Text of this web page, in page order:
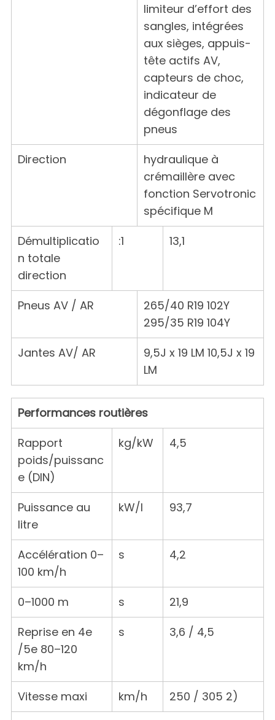
limiteur d’effort des
sangles, intégrées
aux sièges, appuis-
tête actifs AV,
capteurs de choc,
indicateur de
dégonflage des
pneus
Direction
hydraulique à
crémaillère avec
fonction Servotronic
spécifique M
Démultiplicatio
n totale
direction
:1 13,1
Pneus AV / AR
265/40 R19 102Y
295/35 R19 104Y
Jantes AV/ AR
9,5J x 19 LM 10,5J x 19
LM
Performances routières
Rapport
poids/puissanc
e (DIN)
kg/kW 4,5
Puissance au
litre
kW/l 93,7
Accélération 0–
100 km/h
s 4,2
0–1000 m s
21,9
Reprise en 4e
/5e 80–120
km/h
s 3,6 / 4,5
Vitesse maxi km/h
250 / 305 2)